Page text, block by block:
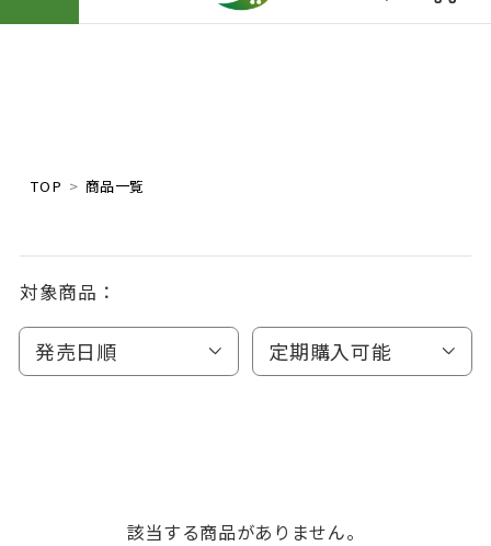
TOP 商品一覧
対象商品：
発売日順 定期購入可能
該当する商品がありません。